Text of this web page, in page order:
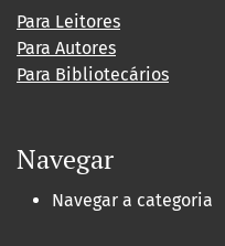
Para Leitores
Para Autores
Para Bibliotecários
Navegar
Navegar a categoria